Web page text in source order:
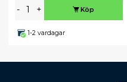
- + Köp
1-2 vardagar